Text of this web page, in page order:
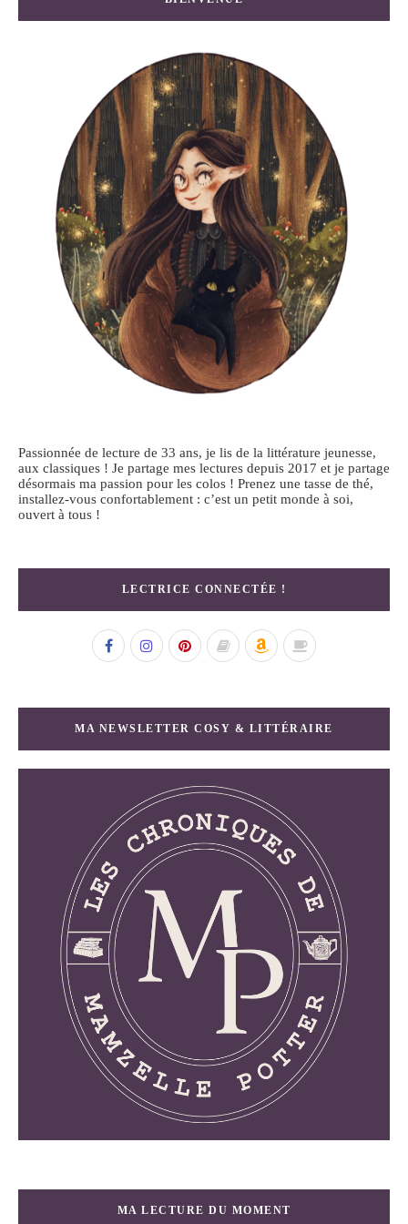
Passionnée de lecture de 33 ans, je lis de la littérature jeunesse,
aux classiques ! Je partage mes lectures depuis 2017 et je partage
désormais ma passion pour les colos ! Prenez une tasse de thé,
installez-vous confortablement : c’est un petit monde à soi,
ouvert à tous !
LECTRICE CONNECTÉE !
MA NEWSLETTER COSY & LITTÉRAIRE
MA LECTURE DU MOMENT